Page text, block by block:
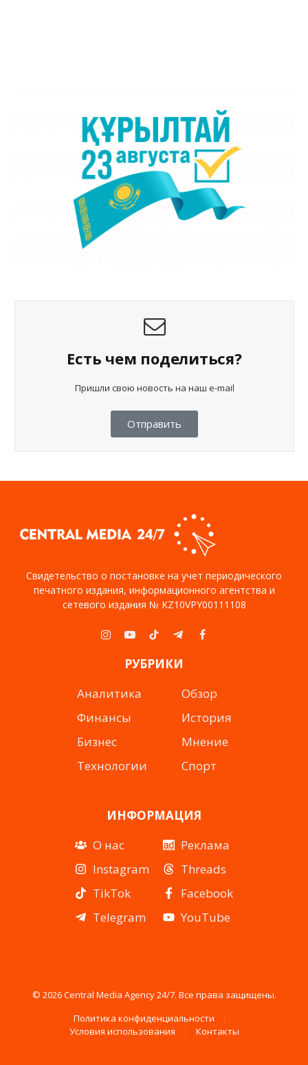
Есть чем поделиться?
Пришли свою новость на наш e-mail
Отправить
Свидетельство о постановке на учет периодического
печатного издания, информационного агентства и
сетевого издания № KZ10VPY00111108
Instagram
YouTubeTikTokTelegramFacebook
РУБРИКИ
Аналитика
Финансы
Бизнес
Технологии
Обзор
История
Мнение
Спорт
ИНФОРМАЦИЯ
О нас
Instagram
TikTok
Telegram
Реклама
Threads
Facebook
YouTube
© 2026 Central Media Agency 24/7. Все права защищены.
Политика конфиденциальности
Условия использования
Контакты